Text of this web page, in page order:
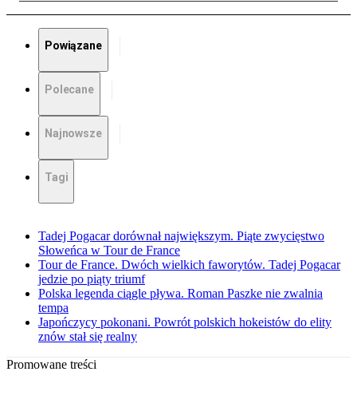
Powiązane
Polecane
Najnowsze
Tagi
Tadej Pogacar dorównał największym. Piąte zwycięstwo
Słoweńca w Tour de France
Tour de France. Dwóch wielkich faworytów. Tadej Pogacar
jedzie po piąty triumf
Polska legenda ciągle pływa. Roman Paszke nie zwalnia
tempa
Japończycy pokonani. Powrót polskich hokeistów do elity
znów stał się realny
Promowane treści